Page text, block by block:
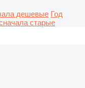
дешевые Год
старые